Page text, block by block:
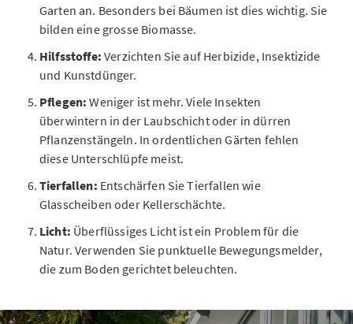
Garten an. Besonders bei Bäumen ist dies wichtig. Sie
bilden eine grosse Biomasse.
Hilfsstoffe: Verzichten Sie auf Herbizide, Insektizide
und Kunstdünger.
Pflegen: Weniger ist mehr. Viele Insekten
überwintern in der Laubschicht oder in dürren
Pflanzenstängeln. In ordentlichen Gärten fehlen
diese Unterschlüpfe meist.
Tierfallen: Entschärfen Sie Tierfallen wie
Glasscheiben oder Kellerschächte.
Licht: Überflüssiges Licht ist ein Problem für die
Natur. Verwenden Sie punktuelle Bewegungsmelder,
die zum Boden gerichtet beleuchten.